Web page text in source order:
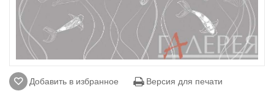
Добавить в избранное Версия для печати